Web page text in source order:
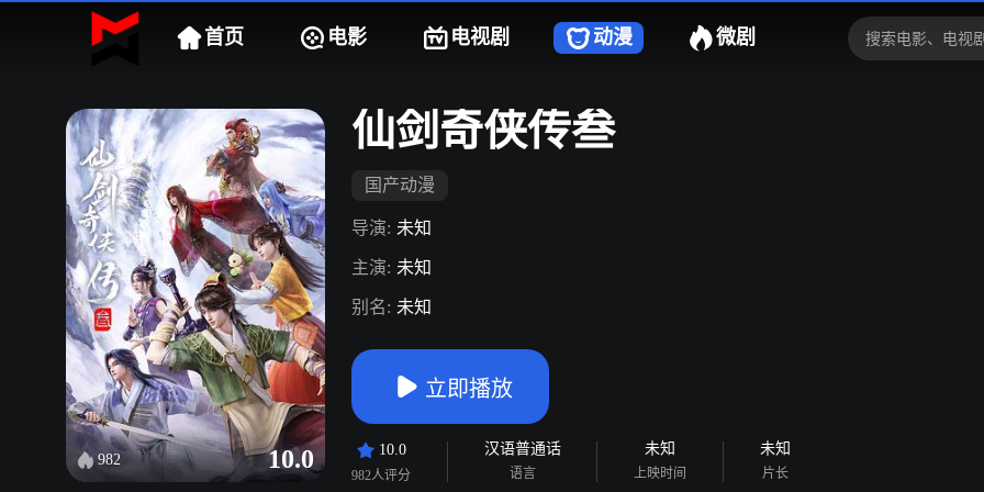
首页 电影 电视剧 动漫 微剧
982 10.0
仙剑奇侠传叁
国产动漫
导演: 未知
主演: 未知
别名: 未知
立即播放
10.0
982人评分
汉语普通话
语言
未知
上映时间
未知
片长